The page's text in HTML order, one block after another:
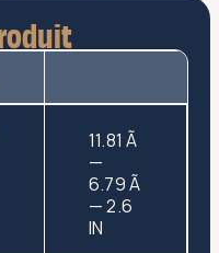
11.81 Ã
—
6.79 Ã
— 2.6
IN